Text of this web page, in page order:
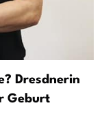
Dresdnerin
Geburt